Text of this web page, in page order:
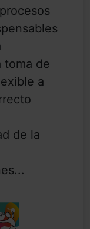
toma de
a
de la